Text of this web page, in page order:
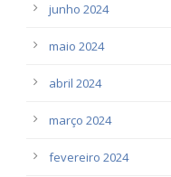
junho 2024
maio 2024
abril 2024
março 2024
fevereiro 2024